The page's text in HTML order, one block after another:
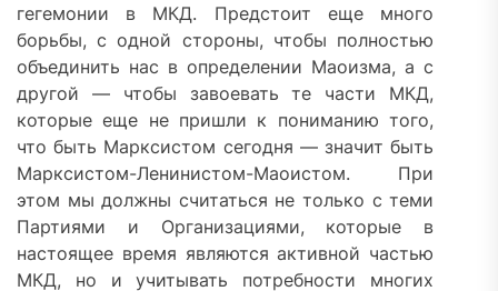
гегемонии в МКД. Предстоит еще много
борьбы, с одной стороны, чтобы полностью
объединить нас в определении Маоизма, а с
другой — чтобы завоевать те части МКД,
которые еще не пришли к пониманию того,
что быть Марксистом сегодня — значит быть
Марксистом-Ленинистом-Маоистом. При
этом мы должны считаться не только с теми
Партиями и Организациями, которые в
настоящее время являются активной частью
МКД, но и учитывать потребности многих